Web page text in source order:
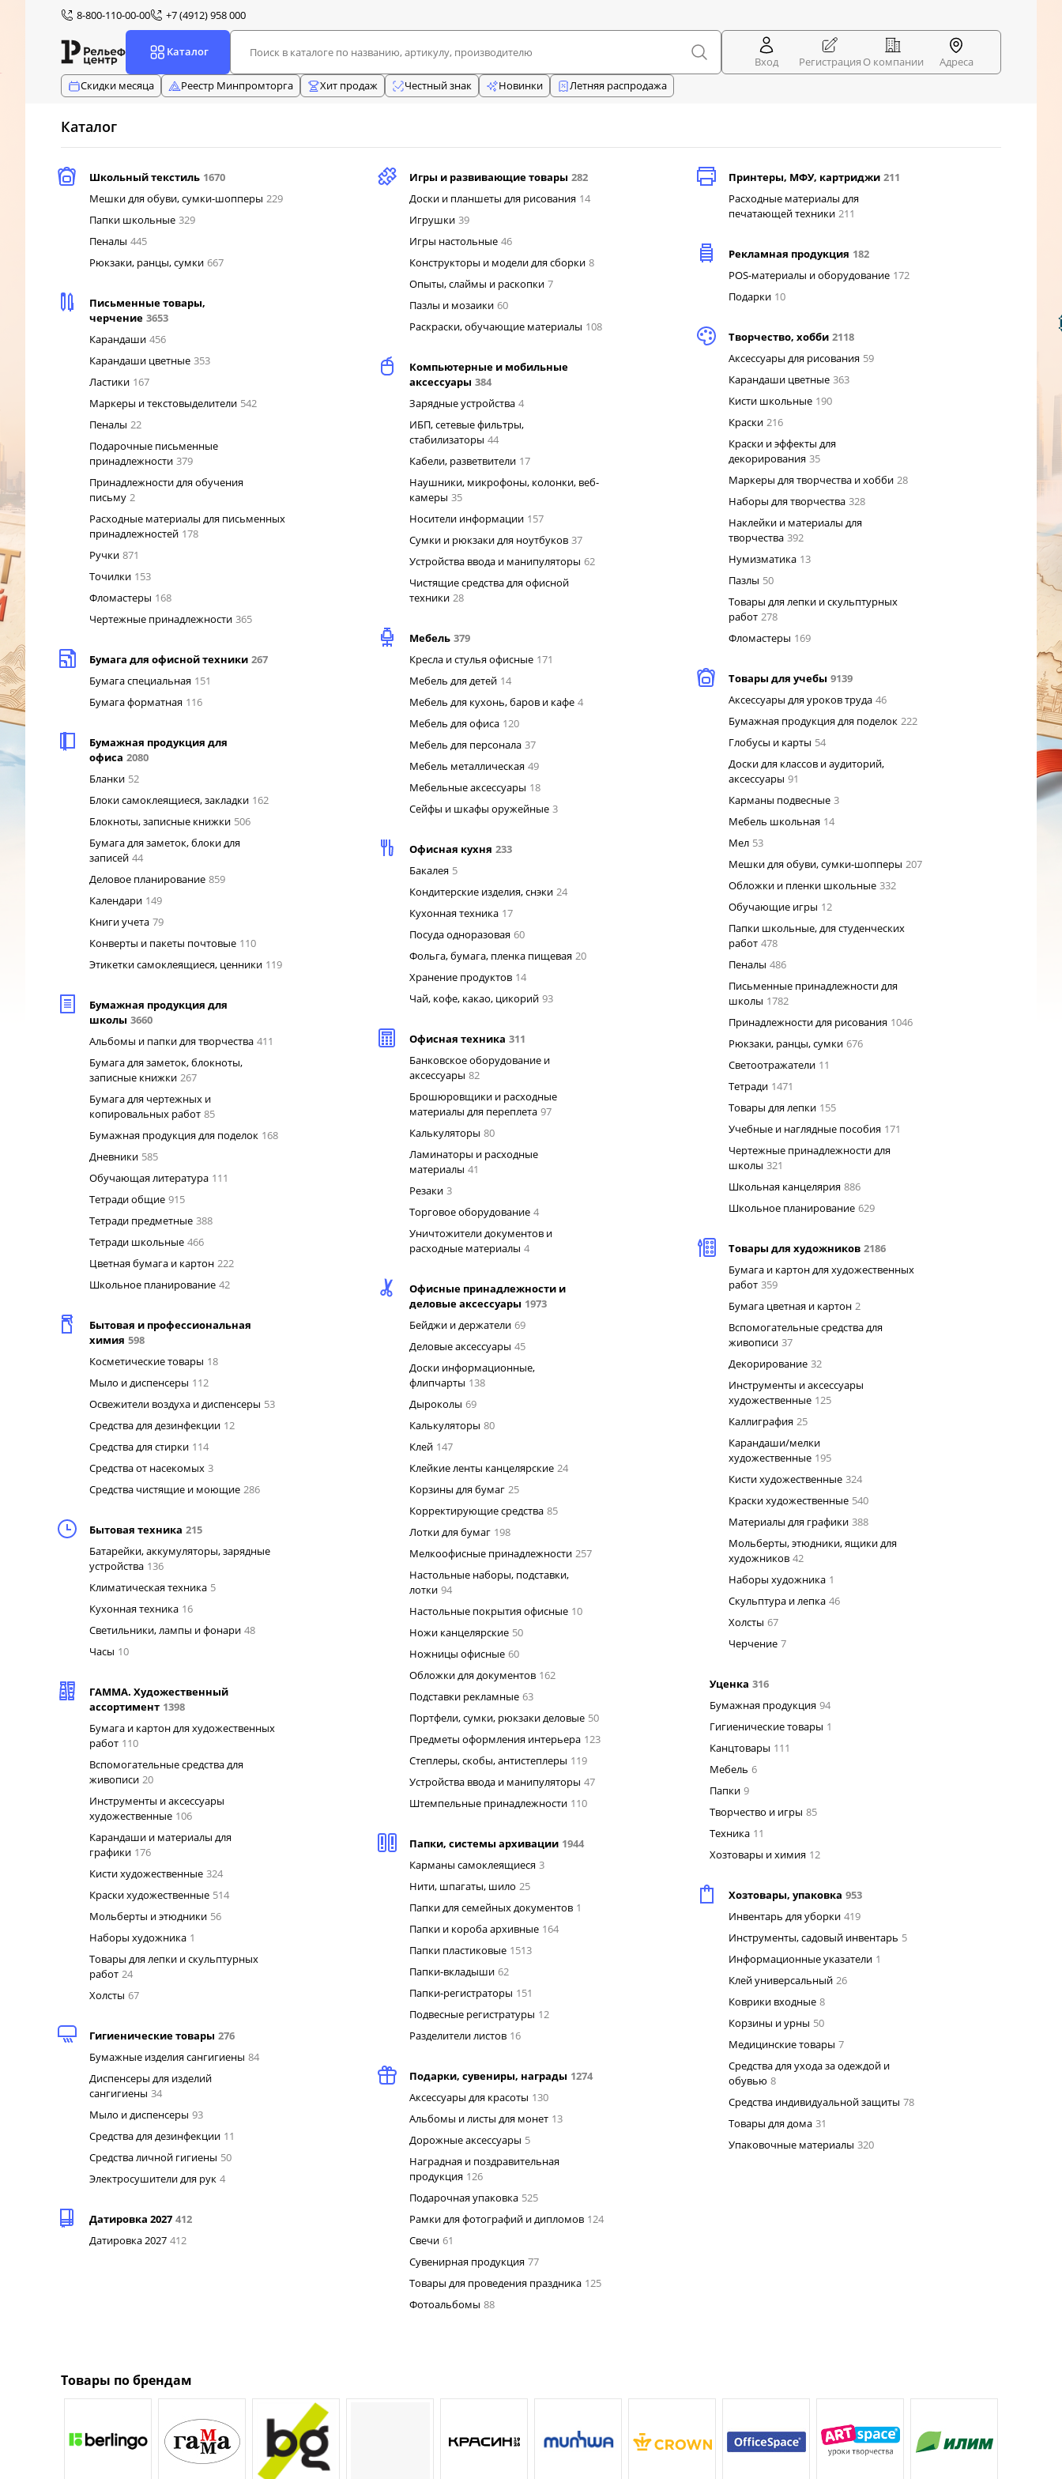
8-800-110-00-00 +7 (4912) 958 000
Каталог
Вход Регистрация О компании
Адреса
Скидки месяца
Реестр Минпромторга Хит продаж Честный знак Новинки Летняя распродажа
Каталог
Школьный текстиль 1670
Мешки для обуви, сумки-шопперы 229
Папки школьные 329
Пеналы 445
Рюкзаки, ранцы, сумки 667
Письменные товары,
черчение 3653
Карандаши 456
Карандаши цветные 353
Ластики 167
Маркеры и текстовыделители 542
Пеналы 22
Подарочные письменные
принадлежности 379
Принадлежности для обучения
письму 2
Расходные материалы для письменных
принадлежностей 178
Ручки 871
Точилки 153
Фломастеры 168
Чертежные принадлежности 365
Бумага для офисной техники 267
Бумага специальная 151
Бумага форматная 116
Бумажная продукция для
офиса 2080
Бланки 52
Блоки самоклеящиеся, закладки 162
Блокноты, записные книжки 506
Бумага для заметок, блоки для
записей 44
Деловое планирование 859
Календари 149
Книги учета 79
Конверты и пакеты почтовые 110
Этикетки самоклеящиеся, ценники 119
Бумажная продукция для
школы 3660
Альбомы и папки для творчества 411
Бумага для заметок, блокноты,
записные книжки 267
Бумага для чертежных и
копировальных работ 85
Бумажная продукция для поделок 168
Дневники 585
Обучающая литература 111
Тетради общие 915
Тетради предметные 388
Тетради школьные 466
Цветная бумага и картон 222
Школьное планирование 42
Бытовая и профессиональная
химия 598
Косметические товары 18
Мыло и диспенсеры 112
Освежители воздуха и диспенсеры 53
Средства для дезинфекции 12
Средства для стирки 114
Средства от насекомых 3
Средства чистящие и моющие 286
Бытовая техника 215
Батарейки, аккумуляторы, зарядные
устройства 136
Климатическая техника 5
Кухонная техника 16
Светильники, лампы и фонари 48
Часы 10
ГАММА. Художественный
ассортимент 1398
Бумага и картон для художественных
работ 110
Вспомогательные средства для
живописи 20
Инструменты и аксессуары
художественные 106
Карандаши и материалы для
графики 176
Кисти художественные 324
Краски художественные 514
Мольберты и этюдники 56
Наборы художника 1
Товары для лепки и скульптурных
работ 24
Холсты 67
Гигиенические товары 276
Бумажные изделия сангигиены 84
Диспенсеры для изделий
сангигиены 34
Мыло и диспенсеры 93
Средства для дезинфекции 11
Средства личной гигиены 50
Электросушители для рук 4
Датировка 2027 412
Датировка 2027 412
Игры и развивающие товары 282
Доски и планшеты для рисования 14
Игрушки 39
Игры настольные 46
Конструкторы и модели для сборки 8
Опыты, слаймы и раскопки 7
Пазлы и мозаики 60
Раскраски, обучающие материалы 108
Компьютерные и мобильные
аксессуары 384
Зарядные устройства 4
ИБП, сетевые фильтры,
стабилизаторы 44
Кабели, разветвители 17
Наушники, микрофоны, колонки, веб-
камеры 35
Носители информации 157
Сумки и рюкзаки для ноутбуков 37
Устройства ввода и манипуляторы 62
Чистящие средства для офисной
техники 28
Мебель 379
Кресла и стулья офисные 171
Мебель для детей 14
Мебель для кухонь, баров и кафе 4
Мебель для офиса 120
Мебель для персонала 37
Мебель металлическая 49
Мебельные аксессуары 18
Сейфы и шкафы оружейные 3
Офисная кухня 233
Бакалея 5
Кондитерские изделия, снэки 24
Кухонная техника 17
Посуда одноразовая 60
Фольга, бумага, пленка пищевая 20
Хранение продуктов 14
Чай, кофе, какао, цикорий 93
Офисная техника 311
Банковское оборудование и
аксессуары 82
Брошюровщики и расходные
материалы для переплета 97
Калькуляторы 80
Ламинаторы и расходные
материалы 41
Резаки 3
Торговое оборудование 4
Уничтожители документов и
расходные материалы 4
Офисные принадлежности и
деловые аксессуары 1973
Бейджи и держатели 69
Деловые аксессуары 45
Доски информационные,
флипчарты 138
Дыроколы 69
Калькуляторы 80
Клей 147
Клейкие ленты канцелярские 24
Корзины для бумаг 25
Корректирующие средства 85
Лотки для бумаг 198
Мелкоофисные принадлежности 257
Настольные наборы, подставки,
лотки 94
Настольные покрытия офисные 10
Ножи канцелярские 50
Ножницы офисные 60
Обложки для документов 162
Подставки рекламные 63
Портфели, сумки, рюкзаки деловые 50
Предметы оформления интерьера 123
Степлеры, скобы, антистеплеры 119
Устройства ввода и манипуляторы 47
Штемпельные принадлежности 110
Папки, системы архивации 1944
Карманы самоклеящиеся 3
Нити, шпагаты, шило 25
Папки для семейных документов 1
Папки и короба архивные 164
Папки пластиковые 1513
Папки-вкладыши 62
Папки-регистраторы 151
Подвесные регистратуры 12
Разделители листов 16
Подарки, сувениры, награды 1274
Аксессуары для красоты 130
Альбомы и листы для монет 13
Дорожные аксессуары 5
Наградная и поздравительная
продукция 126
Подарочная упаковка 525
Рамки для фотографий и дипломов 124
Свечи 61
Сувенирная продукция 77
Товары для проведения праздника 125
Фотоальбомы 88
Принтеры, МФУ, картриджи 211
Расходные материалы для
печатающей техники 211
Рекламная продукция 182
POS-материалы и оборудование 172
Подарки 10
Творчество, хобби 2118
Аксессуары для рисования 59
Карандаши цветные 363
Кисти школьные 190
Краски 216
Краски и эффекты для
декорирования 35
Маркеры для творчества и хобби 28
Наборы для творчества 328
Наклейки и материалы для
творчества 392
Нумизматика 13
Пазлы 50
Товары для лепки и скульптурных
работ 278
Фломастеры 169
Товары для учебы 9139
Аксессуары для уроков труда 46
Бумажная продукция для поделок 222
Глобусы и карты 54
Доски для классов и аудиторий,
аксессуары 91
Карманы подвесные 3
Мебель школьная 14
Мел 53
Мешки для обуви, сумки-шопперы 207
Обложки и пленки школьные 332
Обучающие игры 12
Папки школьные, для студенческих
работ 478
Пеналы 486
Письменные принадлежности для
школы 1782
Принадлежности для рисования 1046
Рюкзаки, ранцы, сумки 676
Светоотражатели 11
Тетради 1471
Товары для лепки 155
Учебные и наглядные пособия 171
Чертежные принадлежности для
школы 321
Школьная канцелярия 886
Школьное планирование 629
Товары для художников 2186
Бумага и картон для художественных
работ 359
Бумага цветная и картон 2
Вспомогательные средства для
живописи 37
Декорирование 32
Инструменты и аксессуары
художественные 125
Каллиграфия 25
Карандаши/мелки
художественные 195
Кисти художественные 324
Краски художественные 540
Материалы для графики 388
Мольберты, этюдники, ящики для
художников 42
Наборы художника 1
Скульптура и лепка 46
Холсты 67
Черчение 7
Уценка 316
Бумажная продукция 94
Гигиенические товары 1
Канцтовары 111
Мебель 6
Папки 9
Творчество и игры 85
Техника 11
Хозтовары и химия 12
Хозтовары, упаковка 953
Инвентарь для уборки 419
Инструменты, садовый инвентарь 5
Информационные указатели 1
Клей универсальный 26
Коврики входные 8
Корзины и урны 50
Медицинские товары 7
Средства для ухода за одеждой и
обувью 8
Средства индивидуальной защиты 78
Товары для дома 31
Упаковочные материалы 320
Товары по брендам